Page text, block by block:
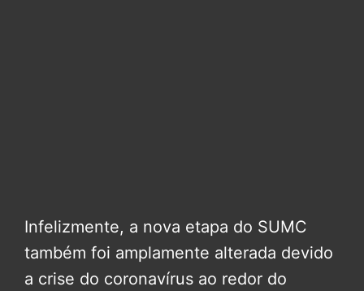
Infelizmente, a nova etapa do SUMC
também foi amplamente alterada devido
a crise do coronavírus ao redor do